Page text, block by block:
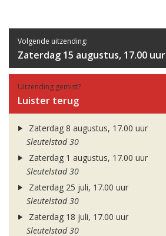
Volgende uitzending:
Zaterdag 15 augustus, 17.00 uur
Uitzending gemist?
Luister terug
Zaterdag 8 augustus, 17.00 uur
Sleutelstad 30
Zaterdag 1 augustus, 17.00 uur
Sleutelstad 30
Zaterdag 25 juli, 17.00 uur
Sleutelstad 30
Zaterdag 18 juli, 17.00 uur
Sleutelstad 30